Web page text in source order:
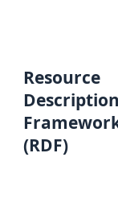
Resource
Description
(RDF)